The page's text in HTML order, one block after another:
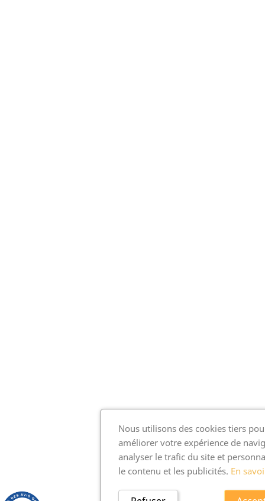
Nous utilisons des cookies tiers
améliorer votre expérience de
analyser le trafic du site et
le contenu et les publicités. En